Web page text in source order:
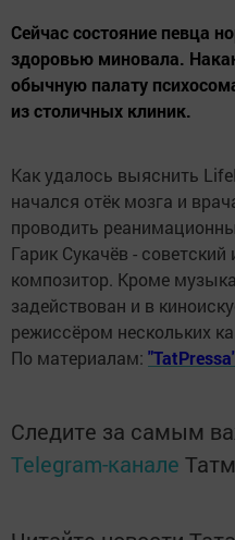
Сейчас состояние певца
здоровью миновала.
обычную палату
из столичных клиник.
Как удалось выяснить
начался отёк мозга и
проводить
Гарик Сукачёв -
композитор. Кроме
задействован и в
режиссёром нескольких
По материалам:
Следите за самым
Telegram-канале